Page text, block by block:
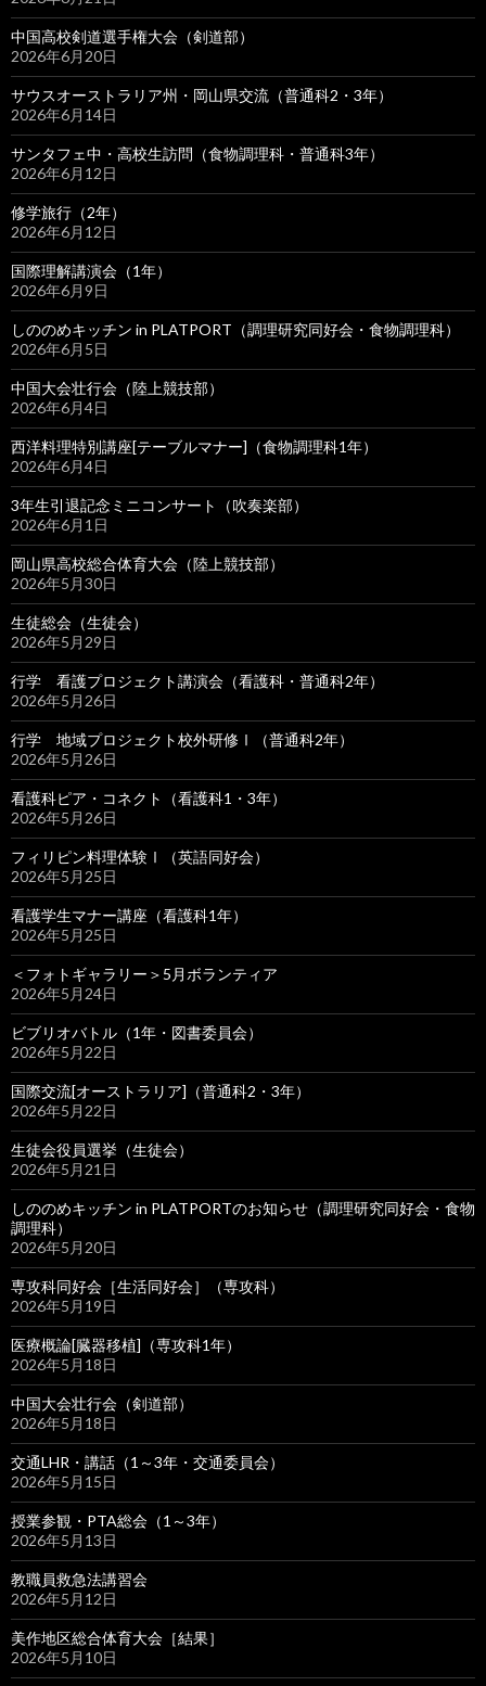
中国高校剣道選手権大会（剣道部）
2026年6月20日
サウスオーストラリア州・岡山県交流（普通科2・3年）
2026年6月14日
サンタフェ中・高校生訪問（食物調理科・普通科3年）
2026年6月12日
修学旅行（2年）
2026年6月12日
国際理解講演会（1年）
2026年6月9日
しののめキッチン in PLATPORT（調理研究同好会・食物調理科）
2026年6月5日
中国大会壮行会（陸上競技部）
2026年6月4日
西洋料理特別講座[テーブルマナー]（食物調理科1年）
2026年6月4日
3年生引退記念ミニコンサート（吹奏楽部）
2026年6月1日
岡山県高校総合体育大会（陸上競技部）
2026年5月30日
生徒総会（生徒会）
2026年5月29日
行学 看護プロジェクト講演会（看護科・普通科2年）
2026年5月26日
行学 地域プロジェクト校外研修Ⅰ（普通科2年）
2026年5月26日
看護科ピア・コネクト（看護科1・3年）
2026年5月26日
フィリピン料理体験Ⅰ（英語同好会）
2026年5月25日
看護学生マナー講座（看護科1年）
2026年5月25日
＜フォトギャラリー＞5月ボランティア
2026年5月24日
ビブリオバトル（1年・図書委員会）
2026年5月22日
国際交流[オーストラリア]（普通科2・3年）
2026年5月22日
生徒会役員選挙（生徒会）
2026年5月21日
しののめキッチン in PLATPORTのお知らせ（調理研究同好会・食物
調理科）
2026年5月20日
専攻科同好会［生活同好会］（専攻科）
2026年5月19日
医療概論[臓器移植]（専攻科1年）
2026年5月18日
中国大会壮行会（剣道部）
2026年5月18日
交通LHR・講話（1～3年・交通委員会）
2026年5月15日
授業参観・PTA総会（1～3年）
2026年5月13日
教職員救急法講習会
2026年5月12日
美作地区総合体育大会［結果］
2026年5月10日